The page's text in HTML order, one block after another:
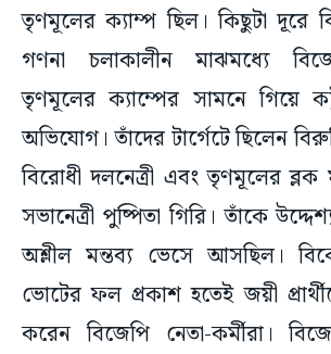
তৃণমূলের ক্যাম্প ছিল। কিছুটা দূরে
গণনা চলাকালীন মাঝমধ্যে
তৃণমূলের ক্যাম্পের সামনে গিয়ে
অভিযোগ। তাঁদের টার্গেটে ছিলেন
বিরোধী দলনেত্রী এবং তৃণমূলের ব্লক
সভানেত্রী পুষ্পিতা গিরি। তাঁকে
অশ্লীল মন্তব্য ভেসে আসছিল।
ভোটের ফল প্রকাশ হতেই জয়ী
করেন বিজেপি নেতা-কর্মীরা।